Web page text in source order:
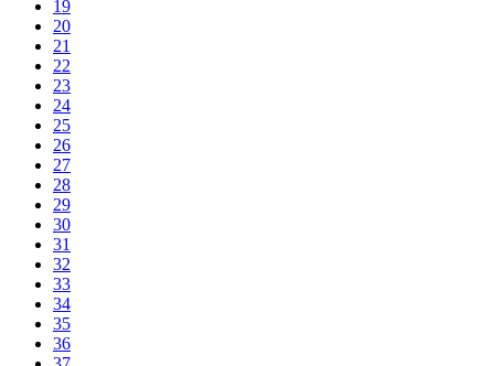
19
20
21
22
23
24
25
26
27
28
29
30
31
32
33
34
35
36